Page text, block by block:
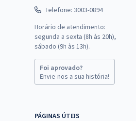
Telefone: 3003-0894
Horário de atendimento:
segunda a sexta (8h às 20h),
sábado (9h às 13h).
Foi aprovado?
Envie-nos a sua história!
PÁGINAS ÚTEIS